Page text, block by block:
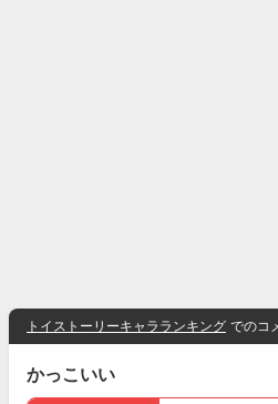
トイストーリーキャラランキング でのコ
かっこいい